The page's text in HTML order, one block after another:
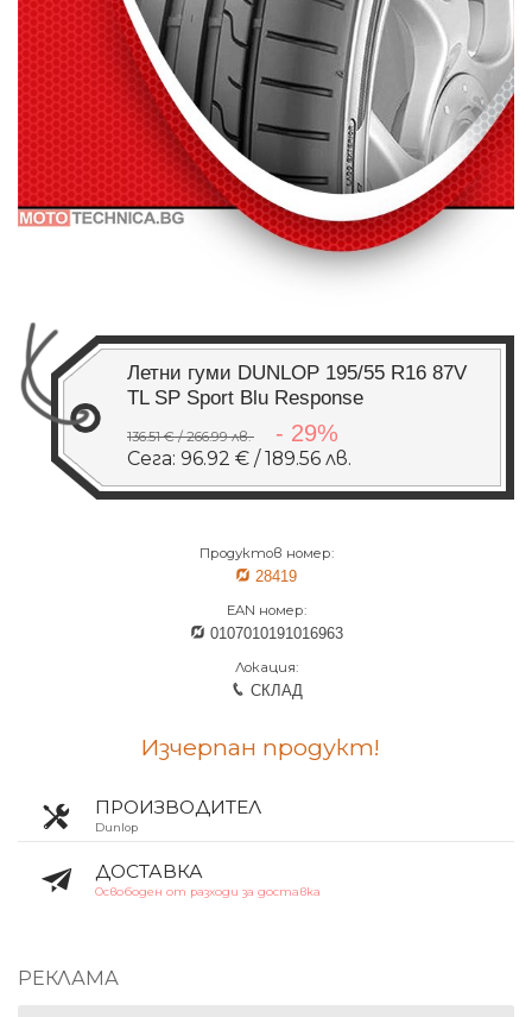
Летни гуми DUNLOP 195/55 R16 87V
TL SP Sport Blu Response
136.51 € / 266.99 лв. - 29%
Сега: 96.92 € / 189.56 лв.
Продуктов номер:
28419
EAN номер:
0107010191016963
Локация:
СКЛАД
Изчерпан продукт!
ПРОИЗВОДИТЕЛ
Dunlop
ДОСТАВКА
Освободен от разходи за доставка
РЕКЛАМА